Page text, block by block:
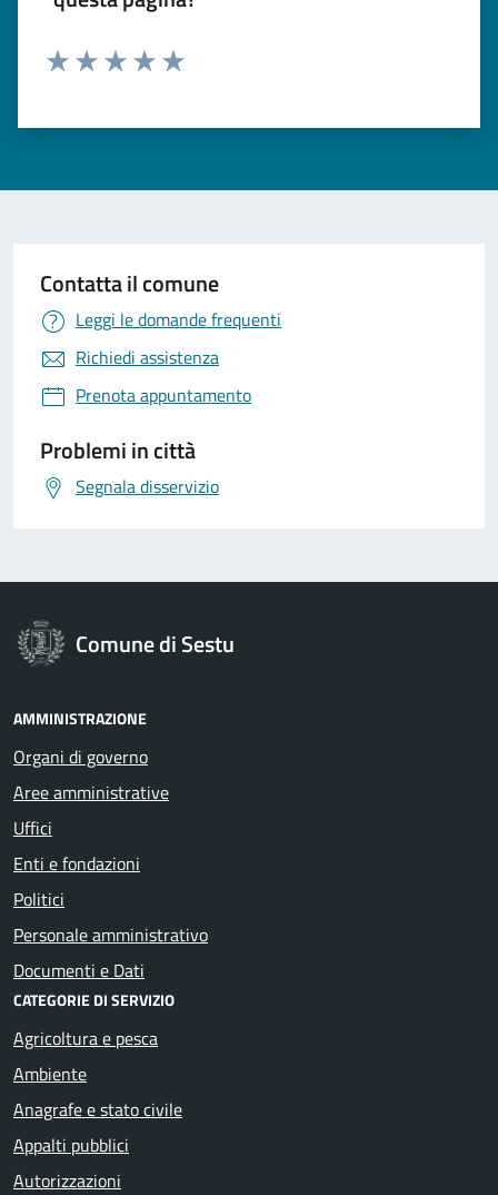
Contatta il comune
Leggi le domande frequenti
Richiedi assistenza
Prenota appuntamento
Problemi in città
Segnala disservizio
Comune di Sestu
AMMINISTRAZIONE
Organi di governo
Aree amministrative
Uffici
Enti e fondazioni
Politici
Personale amministrativo
Documenti e Dati
CATEGORIE DI SERVIZIO
Agricoltura e pesca
Ambiente
Anagrafe e stato civile
Appalti pubblici
Autorizzazioni